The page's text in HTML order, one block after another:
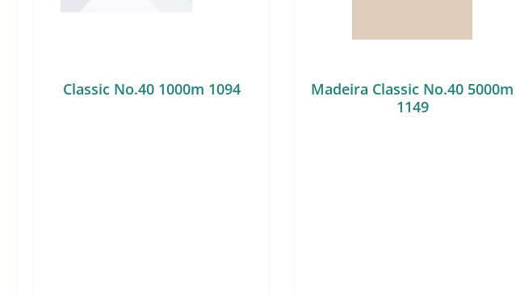
Classic No.40 1000m 1094
Madeira Classic No.40 5000m
1149